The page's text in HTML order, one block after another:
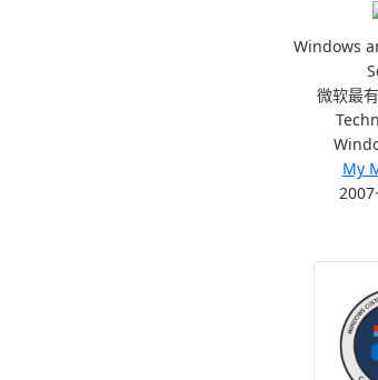
Windows
微软最
My